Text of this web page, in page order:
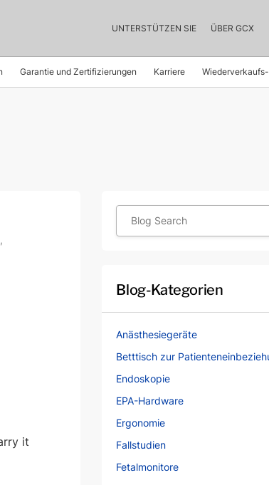
UNTERSTÜTZEN SIE ÜBER GCX
Garantie und Zertifizierungen Karriere
,
it
Blog-Kategorien
Anästhesiegeräte
Betttisch zur
Endoskopie
EPA-Hardware
Ergonomie
Fallstudien
Fetalmonitore